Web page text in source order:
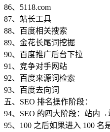
86、5118.com
87、站长工具
88、百度相关搜索
89、金花长尾词挖掘
90、百度推广后台下拉
91、竞争对手网站
92、百度来源词检索
93、百度去向词
五、SEO 排名操作阶段：
94、SEO 的四大阶段：站
95、100 之后如果进入 100 名